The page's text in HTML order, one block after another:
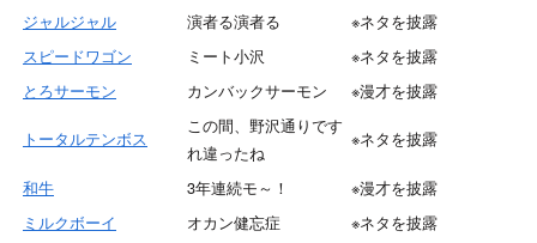
ジャルジャル
演者る演者る
※ネタを披露
スピードワゴン
ミート小沢
※ネタを披露
とろサーモン
カンバックサーモン ※漫才を披露
トータルテンボス
この間、野沢通りです
れ違ったね
※ネタを披露
和牛 3年連続モ～！
※漫才を披露
ミルクボーイ
オカン健忘症
※ネタを披露